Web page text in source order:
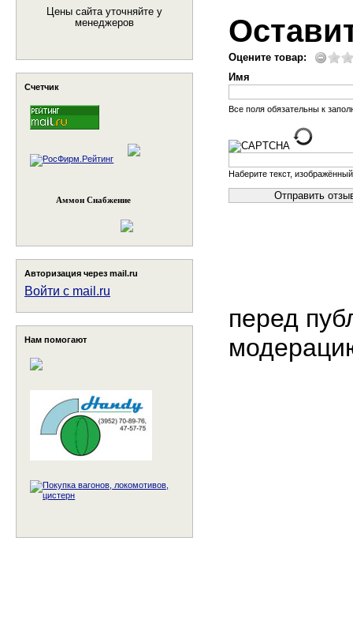
Цены сайта уточняйте у
менеджеров
Счетчик
Аммон Снабжение
Авторизация через mail.ru
Войти с mail.ru
Нам помогают
Оцените товар:
Имя
Все поля обязательны к
Наберите текст,
перед